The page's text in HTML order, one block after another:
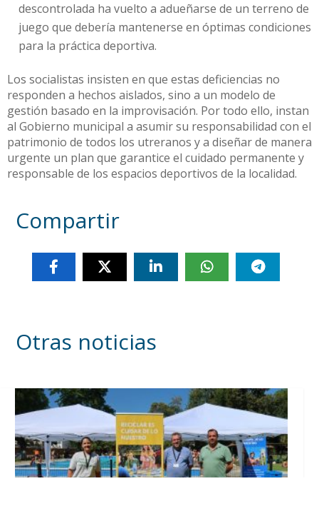
descontrolada ha vuelto a adueñarse de un terreno de
juego que debería mantenerse en óptimas condiciones
para la práctica deportiva.
Los socialistas insisten en que estas deficiencias no
responden a hechos aislados, sino a un modelo de
gestión basado en la improvisación. Por todo ello, instan
al Gobierno municipal a asumir su responsabilidad con el
patrimonio de todos los utreranos y a diseñar de manera
urgente un plan que garantice el cuidado permanente y
responsable de los espacios deportivos de la localidad.
Compartir
Otras noticias